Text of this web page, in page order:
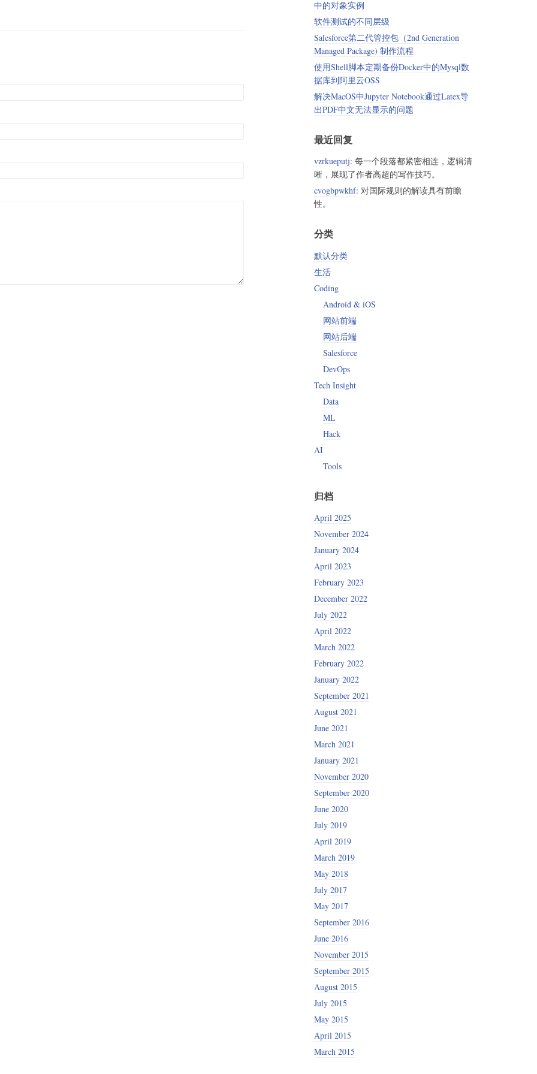
中的对象实例
软件测试的不同层级
Salesforce第二代管控包（2nd Generation
Managed Package) 制作流程
使用Shell脚本定期备份Docker中的Mysql数
据库到阿里云OSS
解决MacOS中Jupyter Notebook通过Latex导
出PDF中文无法显示的问题
最近回复
vzrkueputj: 每一个段落都紧密相连，逻辑清
晰，展现了作者高超的写作技巧。
cvogbpwkhf: 对国际规则的解读具有前瞻
性。
分类
默认分类
生活
Coding
Android & iOS
网站前端
网站后端
Salesforce
DevOps
Tech Insight
Data
ML
Hack
AI
Tools
归档
April 2025
November 2024
January 2024
April 2023
February 2023
December 2022
July 2022
April 2022
March 2022
February 2022
January 2022
September 2021
August 2021
June 2021
March 2021
January 2021
November 2020
September 2020
June 2020
July 2019
April 2019
March 2019
May 2018
July 2017
May 2017
September 2016
June 2016
November 2015
September 2015
August 2015
July 2015
May 2015
April 2015
March 2015